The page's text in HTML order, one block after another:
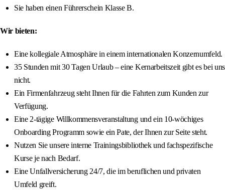
Sie haben einen Führerschein Klasse B.
Wir bieten:
Eine kollegiale Atmosphäre in einem internationalen Konzernumfeld.
35 Stunden mit 30 Tagen Urlaub – eine Kernarbeitszeit gibt es bei uns
nicht.
Ein Firmenfahrzeug steht Ihnen für die Fahrten zum Kunden zur
Verfügung.
Eine 2-tägige Willkommensveranstaltung und ein 10-wöchiges
Onboarding Programm sowie ein Pate, der Ihnen zur Seite steht.
Nutzen Sie unsere interne Trainingsbibliothek und fachspezifische
Kurse je nach Bedarf.
Eine Unfallversicherung 24/7, die im beruflichen und privaten
Umfeld greift.